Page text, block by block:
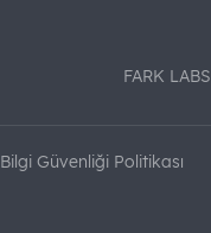
FARK LABS
Bilgi Güvenliği Politikası